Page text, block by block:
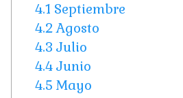
4.1 Septiembre
4.2Agosto
4.3 Julio
4.4 Junio
4.5 Mayo